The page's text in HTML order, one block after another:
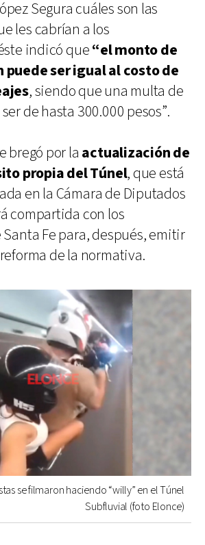
Segura cuáles son las
les cabrían a los
indicó que“el monto de
puede ser igual al costo de
, siendo que una multa de
de hasta 300.000 pesos”.
bregó por la actualización de
propia del Túnel, que está
en la Cámara de Diputados
compartida con los
Fe para, después, emitir
de la normativa.
se filmaron haciendo “willy” en el Túnel
Subfluvial (foto Elonce)